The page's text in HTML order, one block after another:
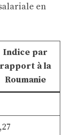
en
Indice par
rapport à la
Roumanie